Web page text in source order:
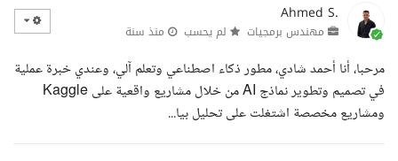
Ahmed S.
مهندس برمجيات لم يحسب منذ سنة
مرحبا، أنا أحمد شادي، مطور ذكاء اصطناعي وتعلم آلي، وعندي خبرة عملية
في تصميم وتطوير نماذج AI من خلال مشاريع واقعية على Kaggle
ومشاريع مخصصة اشتغلت على تحليل بيا...